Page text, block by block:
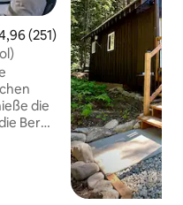
Bewertung:
(251)
die
Berge